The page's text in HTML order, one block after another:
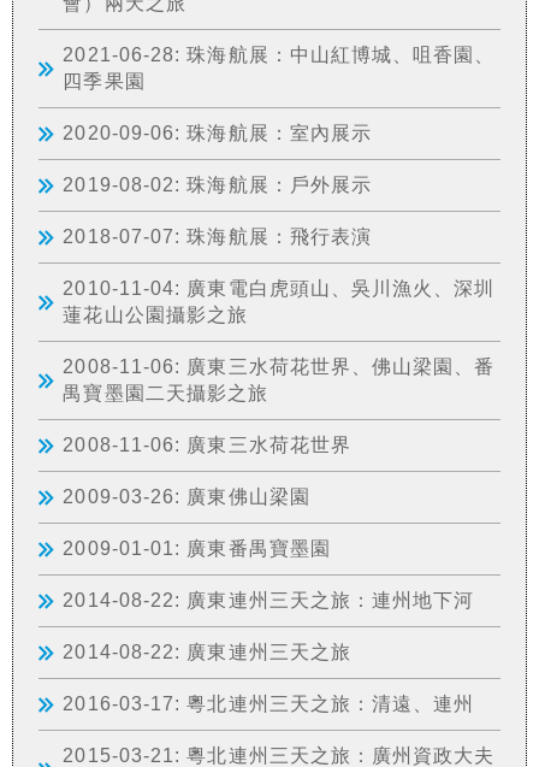
2021-06-28: 珠海航展：中山紅博城、咀香園、
四季果園
2020-09-06: 珠海航展：室內展示
2019-08-02: 珠海航展：戶外展示
2018-07-07: 珠海航展：飛行表演
2010-11-04: 廣東電白虎頭山、吳川漁火、深圳
蓮花山公園攝影之旅
2008-11-06: 廣東三水荷花世界、佛山梁園、番
禺寶墨園二天攝影之旅
2008-11-06: 廣東三水荷花世界
2009-03-26: 廣東佛山梁園
2009-01-01: 廣東番禺寶墨園
2014-08-22: 廣東連州三天之旅：連州地下河
2014-08-22: 廣東連州三天之旅
2016-03-17: 粵北連州三天之旅：清遠、連州
2015-03-21: 粵北連州三天之旅：廣州資政大夫